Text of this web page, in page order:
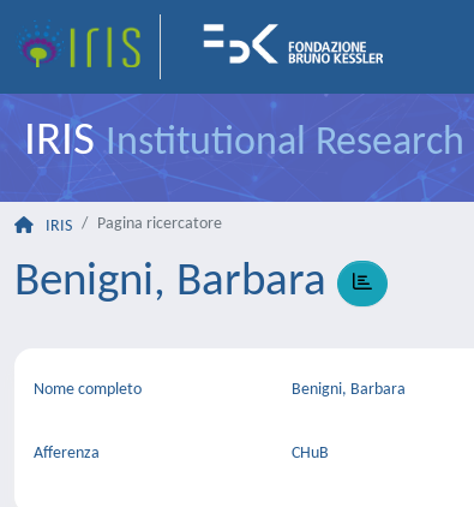
IRISInstitutional
IRIS Pagina ricercatore
Benigni, Barbara
Nome completo Benigni, Barbara
Afferenza CHuB